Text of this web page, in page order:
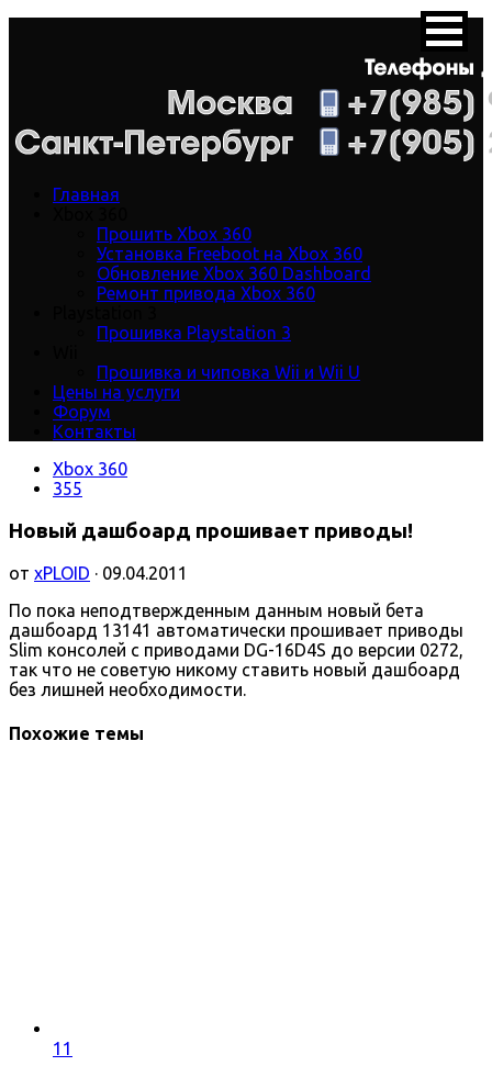
Главная
Прошить Xbox 360
Установка Freeboot на Xbox 360
Обновление Xbox 360 Dashboard
Ремонт привода Xbox 360
Прошивка Playstation 3
Прошивка и чиповка Wii и Wii U
Цены на услуги
Форум
Контакты
Xbox 360
355
Новый дашбоард прошивает приводы!
от xPLOID · 09.04.2011
По пока неподтвержденным данным новый бета
дашбоард 13141 автоматически прошивает приводы
Slim консолей с приводами DG-16D4S до версии 0272,
так что не советую никому ставить новый дашбоард
без лишней необходимости.
Похожие темы
11